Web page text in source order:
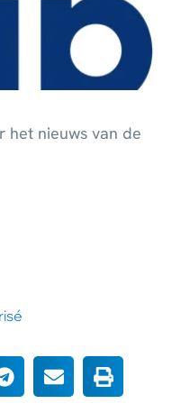
het nieuws van de